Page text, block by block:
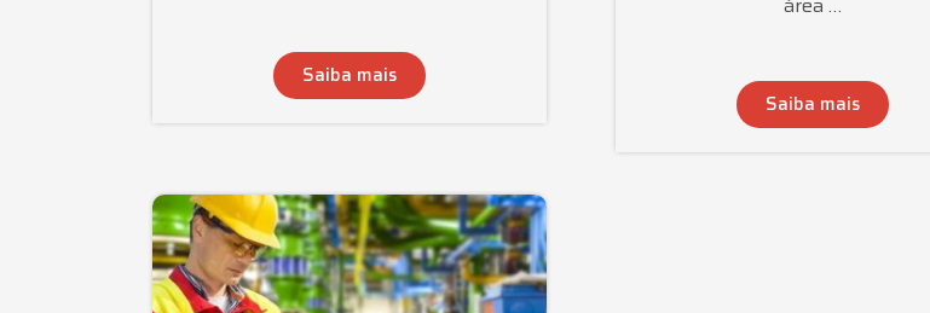
Saiba mais
Saiba mais